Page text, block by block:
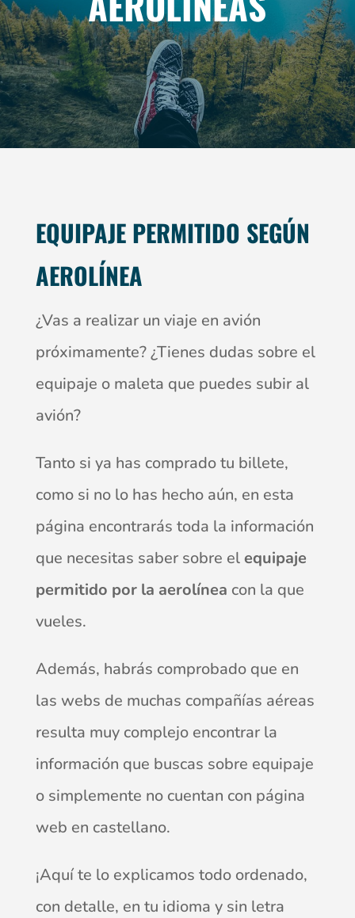
EQUIPAJE PERMITIDO SEGÚN
AEROLÍNEA
¿Vas a realizar un viaje en avión
próximamente? ¿Tienes dudas sobre el
equipaje o maleta que puedes subir al
avión?
Tanto si ya has comprado tu billete,
como si no lo has hecho aún, en esta
página encontrarás toda la información
que necesitas saber sobre elequipaje
permitido por la aerolínea con la que
vueles.
Además, habrás comprobado que en
las webs de muchas compañías aéreas
resulta muy complejo encontrar la
información que buscas sobre equipaje
o simplemente no cuentan con página
web en castellano.
¡Aquí te lo explicamos todo ordenado,
con detalle, en tu idioma y sin letra